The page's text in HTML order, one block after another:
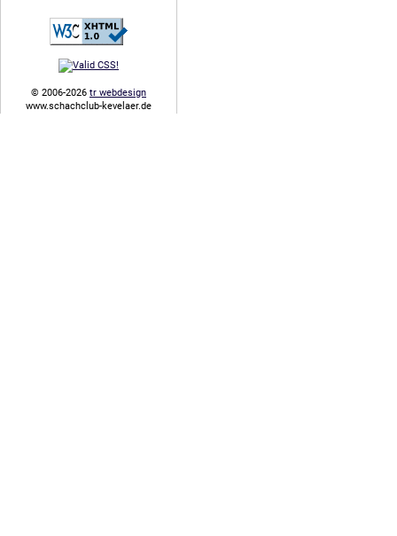
© 2006-2026 tr webdesign
www.schachclub-kevelaer.de